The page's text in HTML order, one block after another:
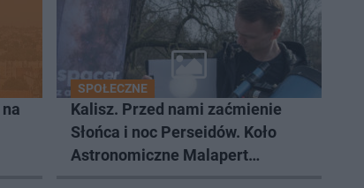
SPOŁECZNE
Kalisz. Przed nami zaćmienie
Słońca i noc Perseidów. Koło
Astronomiczne Malapert